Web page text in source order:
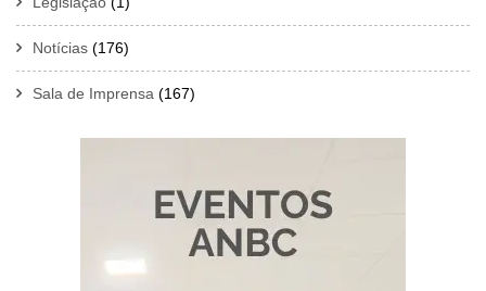
Notícias (176)
Sala de Imprensa (167)